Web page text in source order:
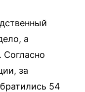
а
Согласно
за
54